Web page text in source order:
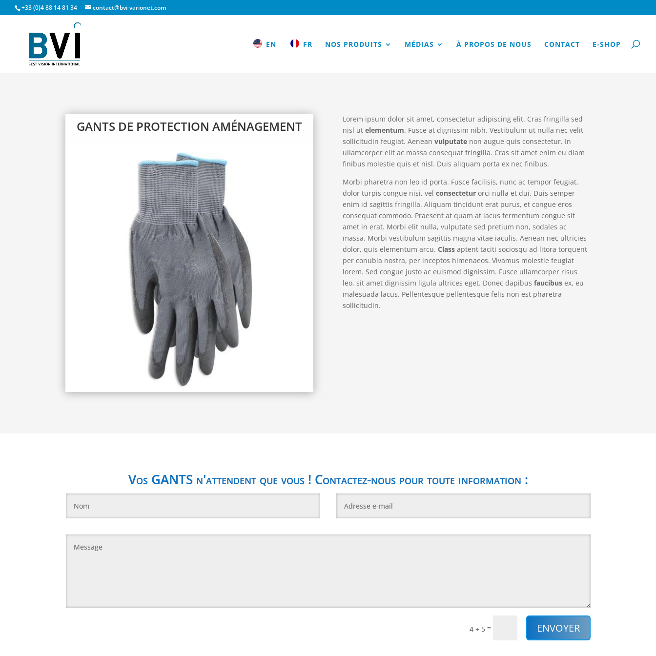
+33 (0)4 88 14 81 34 contact@bvi-varionet.com
EN FR NOS PRODUITS MÉDIAS À PROPOS DE NOUS CONTACT E-SHOP
GANTS DE PROTECTION AMÉNAGEMENT
Lorem ipsum dolor sit amet, consectetur adipiscing elit. Cras fringilla sed
nisl ut elementum. Fusce at dignissim nibh. Vestibulum ut nulla nec velit
sollicitudin feugiat. Aenean vulputatenon augue quis consectetur. In
ullamcorper elit ac massa consequat fringilla. Cras sit amet enim eu diam
finibus molestie quis et nisl. Duis aliquam porta ex nec finibus.
Morbi pharetra non leo id porta. Fusce facilisis, nunc ac tempor feugiat,
dolor turpis congue nisi, vel consecteturorci nulla et dui. Duis semper
enim id sagittis fringilla. Aliquam tincidunt erat purus, et congue eros
consequat commodo. Praesent at quam at lacus fermentum congue sit
amet in erat. Morbi elit nulla, vulputate sed pretium non, sodales ac
massa. Morbi vestibulum sagittis magna vitae iaculis. Aenean nec ultricies
dolor, quis elementum arcu. Classaptent taciti sociosqu ad litora torquent
per conubia nostra, per inceptos himenaeos. Vivamus molestie feugiat
lorem. Sed congue justo ac euismod dignissim. Fusce ullamcorper risus
leo, sit amet dignissim ligula ultrices eget. Donec dapibus faucibusex, eu
malesuada lacus. Pellentesque pellentesque felis non est pharetra
sollicitudin.
Vos GANTS n'attendent que vous ! Contactez-nous pour toute information :
4 + 5= ENVOYER